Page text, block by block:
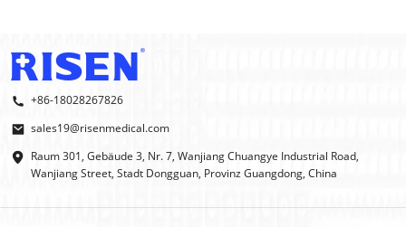
+86-18028267826
sales19@risenmedical.com
Raum 301, Gebäude 3, Nr. 7, Wanjiang Chuangye Industrial Road,
Wanjiang Street, Stadt Dongguan, Provinz Guangdong, China